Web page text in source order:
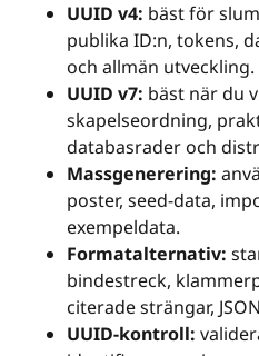
UUID v4: bäst för
publika ID:n, tokens,
och allmän utveckling.
UUID v7: bäst när du
skapelseordning,
databasrader och
Massgenerering:
poster, seed-data,
exempeldata.
Formatalternativ:
bindestreck,
citerade strängar,
UUID-kontroll: